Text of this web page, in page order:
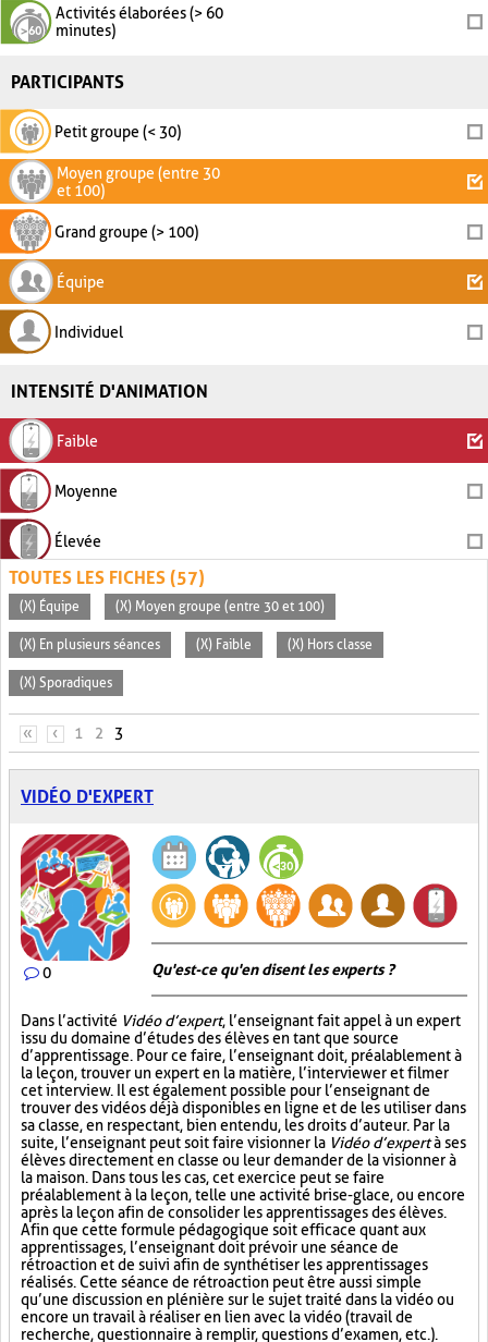
Activités élaborées (> 60
minutes)
PARTICIPANTS
Petit groupe (< 30)
Moyen groupe (entre 30
et 100)
Grand groupe (> 100)
Équipe
Individuel
INTENSITÉ D'ANIMATION
Faible
Moyenne
Élevée
TOUTES LES FICHES (57)
(X) Équipe (X) Moyen groupe (entre 30 et 100)
(X) En plusieurs séances (X) Faible (X) Hors classe
(X) Sporadiques
PAGES
« ‹ 1 2 3
VIDÉO D'EXPERT
0 Qu'est-ce qu'en disent les experts ?
Dans l’activité Vidéo d’expert, l’enseignant fait appel à un expert
issu du domaine d’études des élèves en tant que source
d’apprentissage. Pour ce faire, l’enseignant doit, préalablement à
la leçon, trouver un expert en la matière, l’interviewer et filmer
cet interview. Il est également possible pour l’enseignant de
trouver des vidéos déjà disponibles en ligne et de les utiliser dans
sa classe, en respectant, bien entendu, les droits d’auteur. Par la
suite, l’enseignant peut soit faire visionner la Vidéo d’expertà ses
élèves directement en classe ou leur demander de la visionner à
la maison. Dans tous les cas, cet exercice peut se faire
préalablement à la leçon, telle une activité brise-glace, ou encore
après la leçon afin de consolider les apprentissages des élèves.
Afin que cette formule pédagogique soit efficace quant aux
apprentissages, l’enseignant doit prévoir une séance de
rétroaction et de suivi afin de synthétiser les apprentissages
réalisés. Cette séance de rétroaction peut être aussi simple
qu’une discussion en plénière sur le sujet traité dans la vidéo ou
encore un travail à réaliser en lien avec la vidéo (travail de
recherche, questionnaire à remplir, questions d’examen, etc.).